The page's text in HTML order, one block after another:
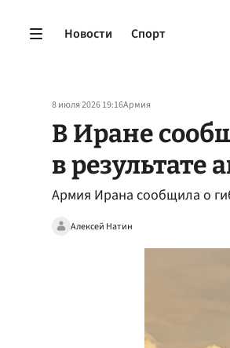
Новости Спорт
8 июля 2026 19:16Армия
В Иране
в результате
Армия Ирана сообщила о
Алексей Натин